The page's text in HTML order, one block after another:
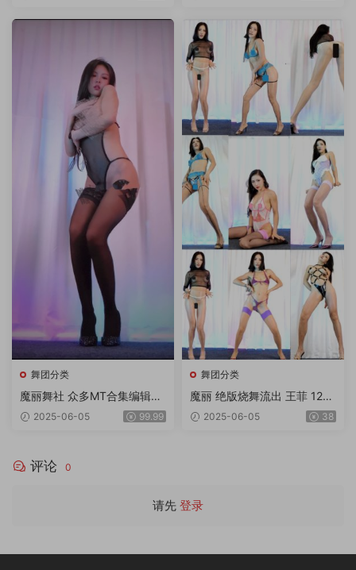
舞团分类
魔丽舞社 众多MT合集编辑版
2期 奶丝超大奶等等 一期顶五
2025-06-05 99.99
舞团分类
魔丽 绝版烧舞流出 王菲 12期
11V4K
2025-06-05 38
评论 0
请先 登录